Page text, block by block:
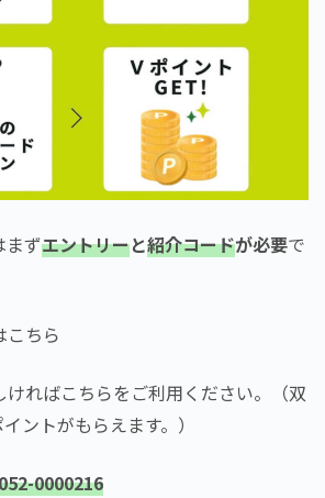
まずエントリーと紹介コードが必要で
こちら
ればこちらをご利用ください。（双
ントがもらえます。）
0000216